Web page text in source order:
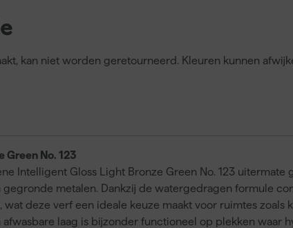
kan niet worden geretourneerd. Kleuren kunnen
Green No. 123
Intelligent Gloss Light Bronze Green No. 123 uitermate
metalen. Dankzij de watergedragen formule
deze verf een ideale keuze maakt voor ruimtes zoals
laag is bijzonder functioneel op plekken waar